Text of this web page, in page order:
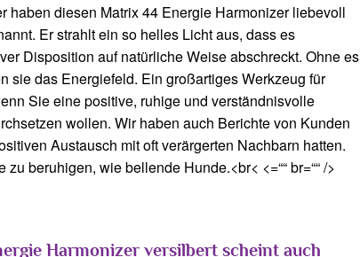
haben diesen Matrix 44 Energie Harmonizer liebevoll
Er strahlt ein so helles Licht aus, dass es
Disposition auf natürliche Weise abschreckt. Ohne es
sie das Energiefeld. Ein großartiges Werkzeug für
Sie eine positive, ruhige und verständnisvolle
wollen. Wir haben auch Berichte von Kunden
Austausch mit oft verärgerten Nachbarn hatten.
beruhigen, wie bellende Hunde.<br< <=““ br=““ />
Harmonizer versilbert scheint auch